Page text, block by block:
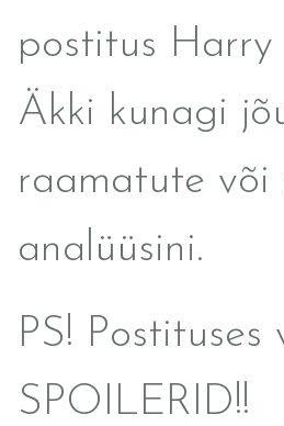
postitus
Äkki kunagi
raamatute või
analüüsini.
PS!
SPOILERID!!